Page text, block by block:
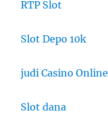
RTP Slot
Slot Depo 10k
judi Casino Online
Slot dana